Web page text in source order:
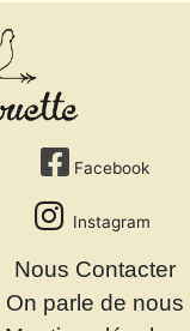
Facebook
Instagram
Nous Contacter
On parle de nous